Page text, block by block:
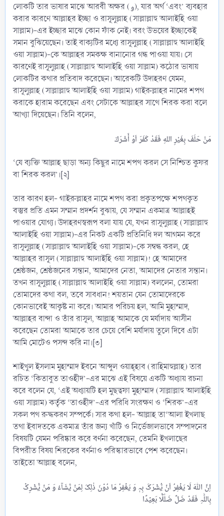
লোকটি তার ভাষার মাঝে আরবী অক্ষর (و), যার অর্থ ‘এবং’ ব্যবহার
করার কারণে আল্লাহর ইচ্ছা ও রাসূলুল্লাহ (সাল্লাল্লাহু আলাইহি ওয়া
সাল্লাম)-এর ইচ্ছার মাঝে কোন ফাঁক নেই। বরং উভয়ের ইচ্ছাকেই
সমান বুঝিয়েছেন। তাই বাক্যটির মধ্যে রাসূলুল্লাহ (সাল্লাল্লাহু আলাইহি
ওয়া সাল্লাম)-কে আল্লাহর সমকক্ষ বানানোর গন্ধ পাওয়া যায়। সে
কারণেই রাসূলুল্লাহ (সাল্লাল্লাহু আলাইহি ওয়া সাল্লাম) কঠোর ভাষায়
লোকটির কথার প্রতিবাদ করেছেন। আরেকটি উদাহরণ যেমন,
রাসূলুল্লাহ (সাল্লাল্লাহু আলাইহি ওয়া সাল্লাম) গাইরুল্লাহর নামের শপথ
করাকে হারাম করেছেন এবং সেটাকে আল্লাহর সাথে শিরক করা বলে
আখ্যা দিয়েছেন। তিনি বলেন,
‘যে ব্যক্তি আল্লাহ ছাড়া অন্য কিছুর নামে শপথ করল সে নিশ্চিত কুফর
বা শিরক করল’।[২]
তার কারণ হল- গাইরুল্লাহর নামে শপথ করা প্রকৃতপক্ষে শপথকৃত
বস্তুর প্রতি এমন সম্মান প্রদর্শন বুঝায়, যে সম্মান একমাত্র আল্লাহই
পাওয়ার যোগ্য। উদাহরণস্বরূপ বলা যায় যে, যখন রাসূলুল্লাহ (সাল্লাল্লাহু
আলাইহি ওয়া সাল্লাম)-এর নিকট একটি প্রতিনিধি দল আগমন করে
রাসূলুল্লাহ (সাল্লাল্লাহু আলাইহি ওয়া সাল্লাম)-কে সম্বন্ধ করল, হে
আল্লাহর রাসূল (সাল্লাল্লাহু আলাইহি ওয়া সাল্লাম)! হে আমাদের
শ্রেষ্ঠজন, শ্রেষ্ঠজনের সন্তান, আমাদের নেতা, আমাদের নেতার সন্তান।
তখন রাসূলুল্লাহ (সাল্লাল্লাহু আলাইহি ওয়া সাল্লাম) বললেন, তোমরা
তোমাদের কথা বল, তবে সাবধান! শয়তান যেন তোমাদেরকে
কোনভাবেই আকৃষ্ট না করে। আমার পরিচয় হল, আমি মুহাম্মাদ,
আল্লাহর বান্দা ও তাঁর রাসূল, আল্লাহ আমাকে যে মর্যাদায় আসীন
করেছেন তোমরা আমাকে তার চেয়ে বেশি মর্যাদায় তুলে দিবে এটা
আমি মোটেও পসন্দ করি না।[৩]
শাইখুল ইসলাম মুহাম্মাদ ইবনে আব্দুল ওয়াহ্হাব (রাহিমাহুল্লাহ) তার
রচিত ‘কিতাবুত তাওহীদ’-এর মাঝে এই বিষয়ে একটি অধ্যায় রচনা
করে বলেন যে, ‘এই অধ্যায়টি হল মুছত্বফা মুহাম্মাদ (সাল্লাল্লাহু আলাইহি
ওয়া সাল্লাম) কর্তৃক ‘তাওহীদ’-এর পরিধি সংরক্ষণ ও ‘শিরক’-এর
সকল পথ রুদ্ধকরণ সম্পর্কে। সার কথা হল- আল্লাহ তা‘আলা ইখলাছ
তথা ইবাদতকে একমাত্র তাঁর জন্য খাঁটি ও নির্ভেজালভাবে সম্পাদনের
বিষয়টি যেমন পরিষ্কার করে বর্ণনা করেছেন, তেমনি ইখলাছের
বিপরীত বিষয় শিরকের বর্ণনাও পরিস্কারভাবে পেশ করেছেন।
তাইতো আল্লাহ বলেন,
اِنَّ اللّٰہَ لَا یَغۡفِرُ اَنۡ یُّشۡرَکَ بِہٖ وَ یَغۡفِرُ مَا دُوۡنَ ذٰلِکَ لِمَنۡ یَّشَآءُ وَ مَنۡ یُّشۡرِکۡ